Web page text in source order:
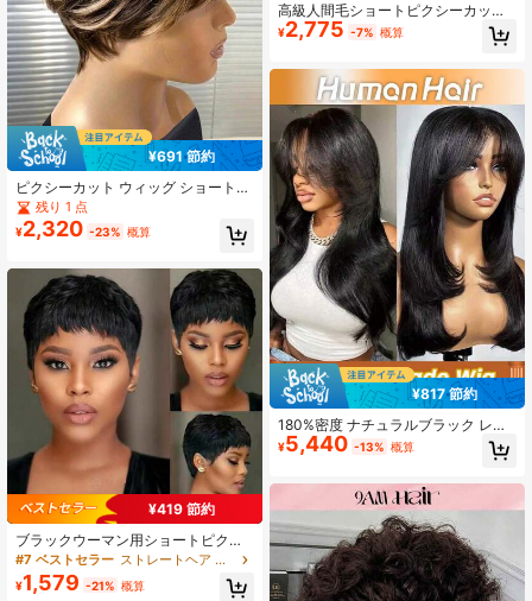
¥691 節約
ピクシーカット ウィッグ ショート
ストレート ミックスカラー レミー 3
インチ 人毛 フルマシンメイド P427
残り 1 点
¥2,320 -23% 概算
¥419 節約
ブラックウーマン用ショートピクシ
ーカットウィッグ、前髪付き、ショ
ートウィッグ、ヒューマンヘアウィ
ッグ、グルーレスウィッグ、ストレ
#7 ベストセラー ストレートヘア 人間用お手頃価格のウェア＆ゴーウィッグ
¥1,579 -21% 概算
高級人間毛ショートピクシーカット
ウィッグ レディース用、ショートレ
イヤードピクシーカット バング付
ン織り、ソフトローズネットキャッ
プ、デイリー 夏向け 新スタイル フ
ァッション 4/27 ハイライト入り人間
毛ウィッグ
¥2,775 -7% 概算
¥817 節約
180%密度 ナチュラルブラック レイ
ヤード ストレート ウィッグ、ウーブ
ンウィッグ、グルーレス ヒューマン
¥5,440 -13% 概算